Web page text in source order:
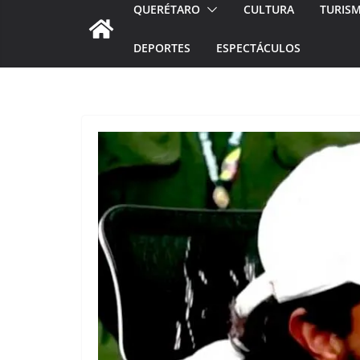
QUERÉTARO CULTURA
DEPORTES ESPECTÁCULOS